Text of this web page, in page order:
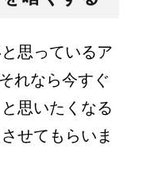
思っているア
れなら今すぐ
思いたくなる
せてもらいま